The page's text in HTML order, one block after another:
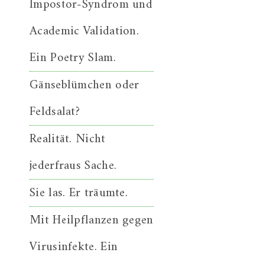
Impostor-Syndrom und
Academic Validation.
Ein Poetry Slam.
Gänseblümchen oder
Feldsalat?
Realität. Nicht
jederfraus Sache.
Sie las. Er träumte.
Mit Heilpflanzen gegen
Virusinfekte. Ein